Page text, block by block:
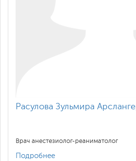
Расулова Зульмира
Врач анестезиолог-реаниматолог
Подробнее